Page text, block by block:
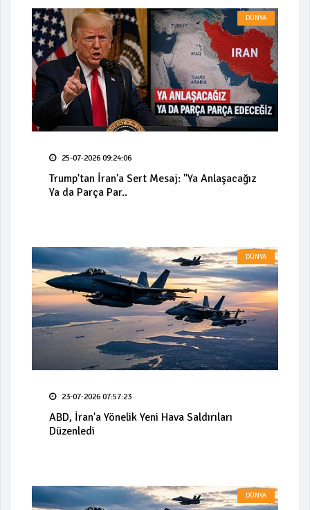
DÜNYA
25-07-2026 09:24:06
Trump'tan İran'a Sert Mesaj: "Ya Anlaşacağız
Ya da Parça Par..
DÜNYA
23-07-2026 07:57:23
ABD, İran'a Yönelik Yeni Hava Saldırıları
Düzenledi
DÜNYA